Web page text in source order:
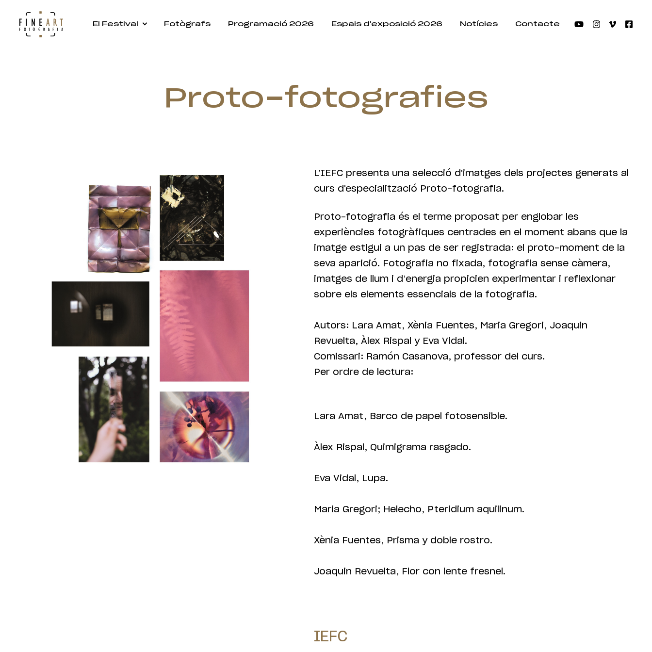
El Festival Fotògrafs Programació 2026 Espais d'exposició 2026 Notícies Contacte
Proto-fotografies
L’IEFC presenta una selecció d'imatges dels projectes generats al
curs d'especialització Proto-fotografia.
Proto-fotografia és el terme proposat per englobar les
experiències fotogràfiques centrades en el moment abans que la
imatge estigui a un pas de ser registrada: el proto-moment de la
seva aparició. Fotografia no fixada, fotografia sense càmera,
imatges de llum i d’energia propicien experimentar i reflexionar
sobre els elements essencials de la fotografia.
Autors: Lara Amat, Xènia Fuentes, Maria Gregori, Joaquin
Revuelta, Àlex Rispal y Eva Vidal.
Comissari: Ramón Casanova, professor del curs.
Per ordre de lectura:
Lara Amat, Barco de papel fotosensible.
Àlex Rispal, Quimigrama rasgado.
Eva Vidal, Lupa.
Maria Gregori; Helecho, Pteridium aquilinum.
Xènia Fuentes, Prisma y doble rostro.
Joaquin Revuelta, Flor con lente fresnel.
IEFC